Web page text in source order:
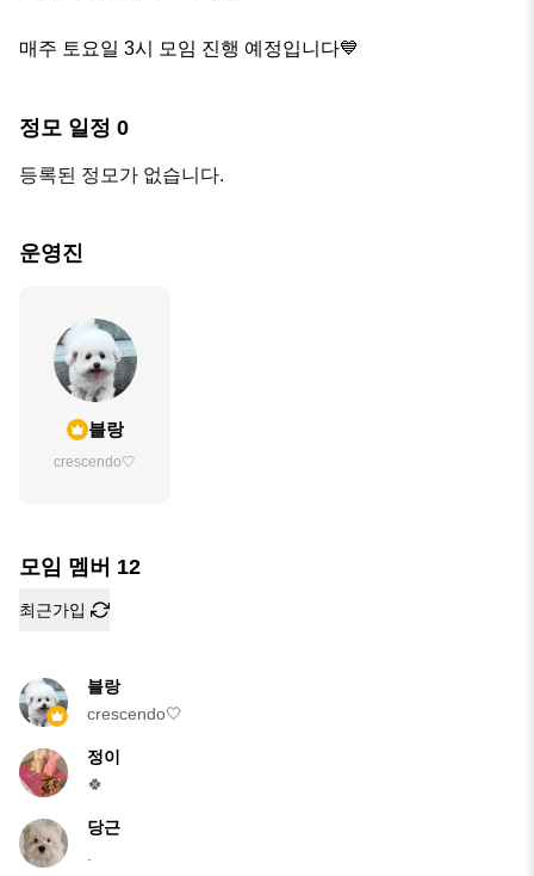
매주 토요일 3시 모임 진행 예정입니다💙
정모 일정 0
등록된 정모가 없습니다.
운영진
블랑
crescendo🤍
모임 멤버 12
최근가입
블랑
crescendo🤍
정이
🍀
당근